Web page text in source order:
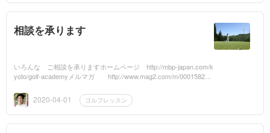
相談を承ります
いろんな ご相談を承りますホームページ http://mbp-japan.com/k
yoto/golf-academyメルマガ http://www.mag2.com/m/000158292
2020-04-01 ゴルフレッスン